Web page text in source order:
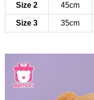
Size 2 45cm
Size 3 35cm